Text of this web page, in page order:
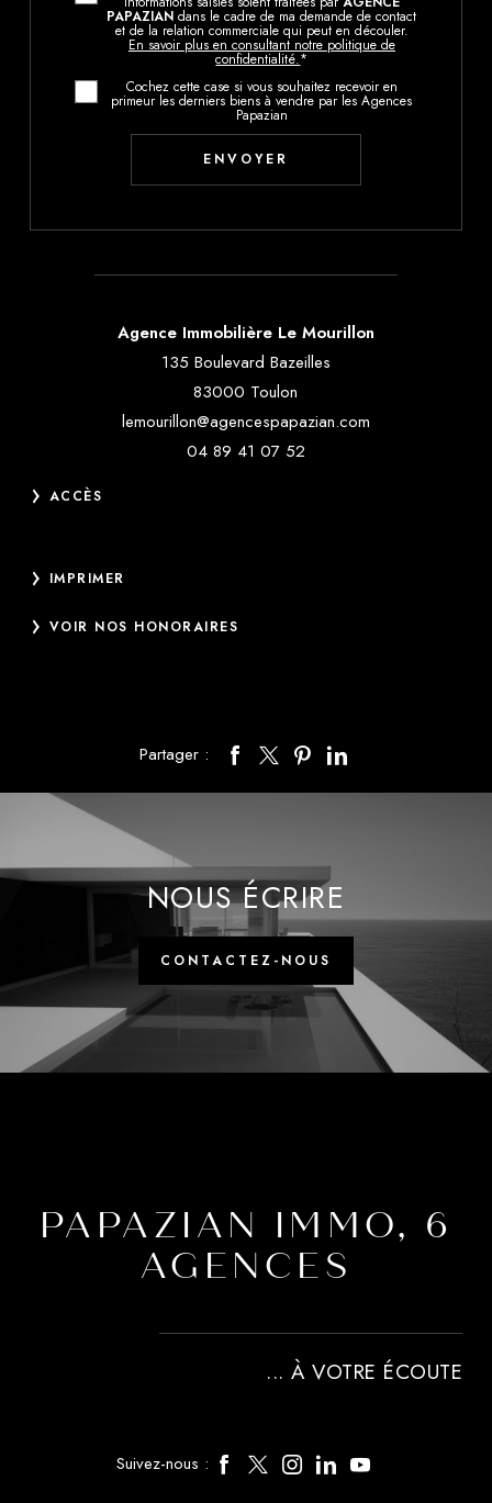
PAPAZIANdans le cadre de ma demande de contact
et de la relation commerciale qui peut en découler.
En savoir plus en consultant notre politique de
confidentialité.*
Cochez cette case si vous souhaitez recevoir en
primeur les derniers biens à vendre par les Agences
Papazian
Agence Immobilière Le Mourillon
135 Boulevard Bazeilles
83000 Toulon
lemourillon@agencespapazian.com
04 89 41 07 52
ACCÈS
IMPRIMER
VOIR NOS HONORAIRES
Partager :
NOUS ÉCRIRE
CONTACTEZ-NOUS
PAPAZIAN IMMO, 6
AGENCES
... À VOTRE ÉCOUTE
Suivez-nous :